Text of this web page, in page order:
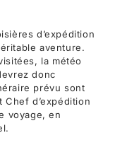
d’expédition
aventure.
la météo
donc
prévu sont
d’expédition
voyage, en